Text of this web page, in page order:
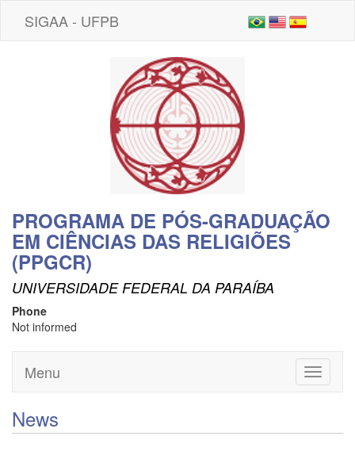
SIGAA - UFPB
PROGRAMA DE PÓS-GRADUAÇÃO
EM CIÊNCIAS DAS RELIGIÕES
(PPGCR)
UNIVERSIDADE FEDERAL DA PARAÍBA
Phone
Not informed
Toggle
Menu
News